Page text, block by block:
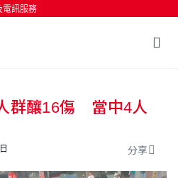
電訊服務
鍵開始搜尋
群釀16傷 當中4人
分享